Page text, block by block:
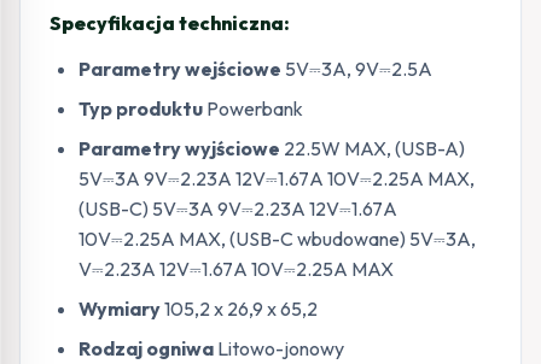
Specyfikacja techniczna:
Parametry wejściowe 5V⎓3A, 9V⎓2.5A
Typ produktu Powerbank
Parametry wyjściowe 22.5W MAX, (USB-A)
5V⎓3A 9V⎓2.23A 12V⎓1.67A 10V⎓2.25A MAX,
(USB-C) 5V⎓3A 9V⎓2.23A 12V⎓1.67A
10V⎓2.25A MAX, (USB-C wbudowane) 5V⎓3A,
V⎓2.23A 12V⎓1.67A 10V⎓2.25A MAX
Wymiary105,2 x 26,9 x 65,2
Rodzaj ogniwa Litowo-jonowy